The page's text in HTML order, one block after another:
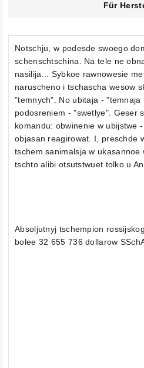
Für
Notschju, w podesde swoego
schenschtschina. Na tele ne
nasilija... Sybkoe rawnowesie
naruscheno i tschascha wesow
"temnych". No ubitaja -
podosreniem - "swetlye". Geser
komandu: obwinenie w ubijstwe
objasan reagirowat. I, preschde
tschem sanimalsja w ukasannoe
tschto alibi otsutstwuet tolko u
Absoljutnyj tschempion
bolee 32 655 736 dollarow